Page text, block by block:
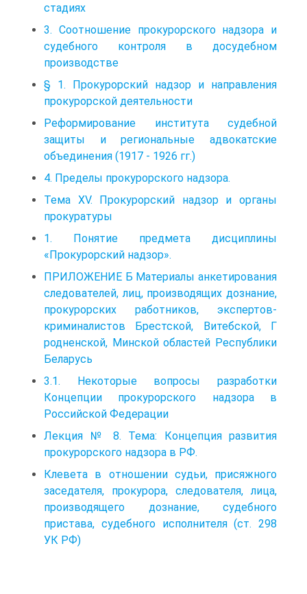
стадиях
3. Соотношение прокурорского надзора и
судебного контроля в досудебном
производстве
§ 1. Прокурорский надзор и направления
прокурорской деятельности
Реформирование института судебной
защиты и региональные адвокатские
объединения (1917 - 1926 гг.)
4. Пределы прокурорского надзора.
Тема XV. Прокурорский надзор и органы
прокуратуры
1. Понятие предмета дисциплины
«Прокурорский надзор».
ПРИЛОЖЕНИЕ Б Материалы анкетирования
следователей, лиц, производящих дознание,
прокурорских работников, экспертов-
криминалистов Брестской, Витебской, Г
родненской, Минской областей Республики
Беларусь
3.1. Некоторые вопросы разработки
Концепции прокурорского надзора в
Российской Федерации
Лекция № 8. Тема: Концепция развития
прокурорского надзора в РФ.
Клевета в отношении судьи, присяжного
заседателя, прокурора, следователя, лица,
производящего дознание, судебного
пристава, судебного исполнителя (ст. 298
УК РФ)